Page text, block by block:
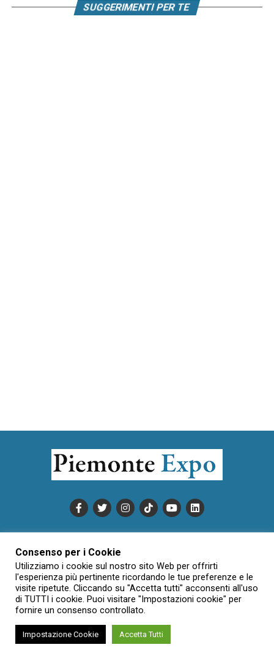
SUGGERIMENTI PER TE
INFORMATIVA SULLA PRIVACY
CONDIZIONI DI UTILIZZO
DATI SOCIETARI
NOVAJO
CREDITS
CONTATTTI
Creative Commons Attribuzione - Non commerciale - Non opere
derivate 3.0 Italia (CC BY-NC-ND 3.0 IT)
Consenso per i Cookie
Utilizziamo i cookie sul nostro sito Web per offrirti
l'esperienza più pertinente ricordando le tue preferenze e le
visite ripetute. Cliccando su "Accetta tutti" acconsenti all'uso
di TUTTI i cookie. Puoi visitare "Impostazioni cookie" per
fornire un consenso controllato.
Impostazione Cookie Accetta Tutti